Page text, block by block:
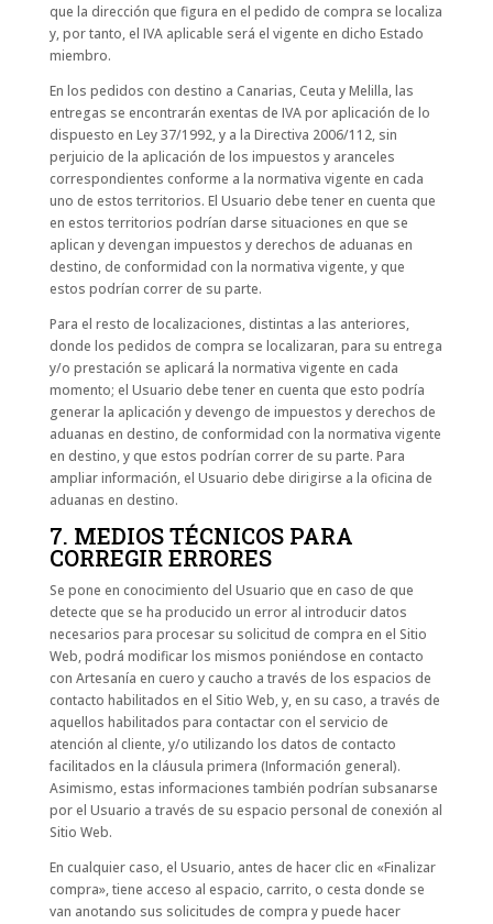
que la dirección que figura en el pedido de compra se localiza
y, por tanto, el IVA aplicable será el vigente en dicho Estado
miembro.
En los pedidos con destino a Canarias, Ceuta y Melilla, las
entregas se encontrarán exentas de IVA por aplicación de lo
dispuesto en Ley 37/1992, y a la Directiva 2006/112, sin
perjuicio de la aplicación de los impuestos y aranceles
correspondientes conforme a la normativa vigente en cada
uno de estos territorios. El Usuario debe tener en cuenta que
en estos territorios podrían darse situaciones en que se
aplican y devengan impuestos y derechos de aduanas en
destino, de conformidad con la normativa vigente, y que
estos podrían correr de su parte.
Para el resto de localizaciones, distintas a las anteriores,
donde los pedidos de compra se localizaran, para su entrega
y/o prestación se aplicará la normativa vigente en cada
momento; el Usuario debe tener en cuenta que esto podría
generar la aplicación y devengo de impuestos y derechos de
aduanas en destino, de conformidad con la normativa vigente
en destino, y que estos podrían correr de su parte. Para
ampliar información, el Usuario debe dirigirse a la oficina de
aduanas en destino.
7. MEDIOS TÉCNICOS PARA
CORREGIR ERRORES
Se pone en conocimiento del Usuario que en caso de que
detecte que se ha producido un error al introducir datos
necesarios para procesar su solicitud de compra en el Sitio
Web, podrá modificar los mismos poniéndose en contacto
con Artesanía en cuero y caucho a través de los espacios de
contacto habilitados en el Sitio Web, y, en su caso, a través de
aquellos habilitados para contactar con el servicio de
atención al cliente, y/o utilizando los datos de contacto
facilitados en la cláusula primera (Información general).
Asimismo, estas informaciones también podrían subsanarse
por el Usuario a través de su espacio personal de conexión al
Sitio Web.
En cualquier caso, el Usuario, antes de hacer clic en «Finalizar
compra», tiene acceso al espacio, carrito, o cesta donde se
van anotando sus solicitudes de compra y puede hacer